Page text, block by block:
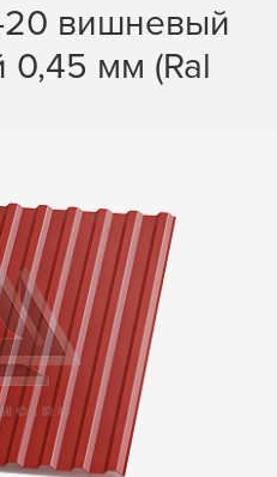
вишневый
0,45 мм (Ral